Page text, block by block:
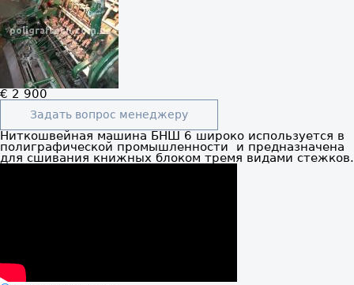
€ 2 900
Задать вопрос менеджеру
Ниткошвейная машина БНШ 6 широко используется в
полиграфической промышленности и предназначена
для сшивания книжных блоком тремя видами стежков.